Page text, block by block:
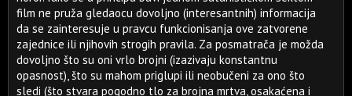
film ne pruža gledaocu dovoljno (interesantnih) informacija
da se zainteresuje u pravcu funkcionisanja ove zatvorene
zajednice ili njihovih strogih pravila. Za posmatrača je možda
dovoljno što su oni vrlo brojni (izazivaju konstantnu
opasnost), što su mahom priglupi ili neobučeni za ono što
sledi (što stvara pogodno tlo za brojna mrtva, osakaćena i